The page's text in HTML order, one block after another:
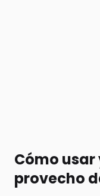
Cómo
provecho